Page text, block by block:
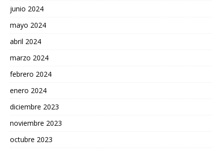
junio 2024
mayo 2024
abril 2024
marzo 2024
febrero 2024
enero 2024
diciembre 2023
noviembre 2023
octubre 2023